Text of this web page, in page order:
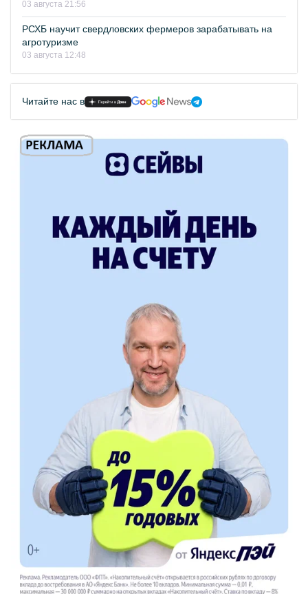
03 августа 21:56
РСХБ научит свердловских фермеров зарабатывать на
агротуризме
03 августа 12:48
Читайте нас в